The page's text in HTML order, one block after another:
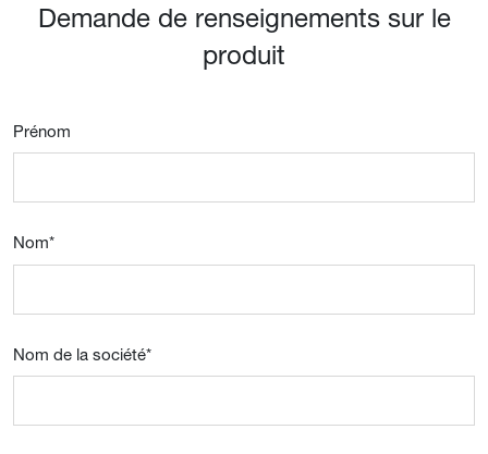
Demande de renseignements sur le
produit
Prénom
Nom*
Nom de la société*